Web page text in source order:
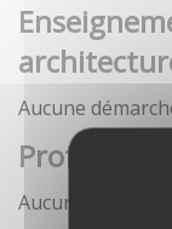
Aucune
Profession
Aucune